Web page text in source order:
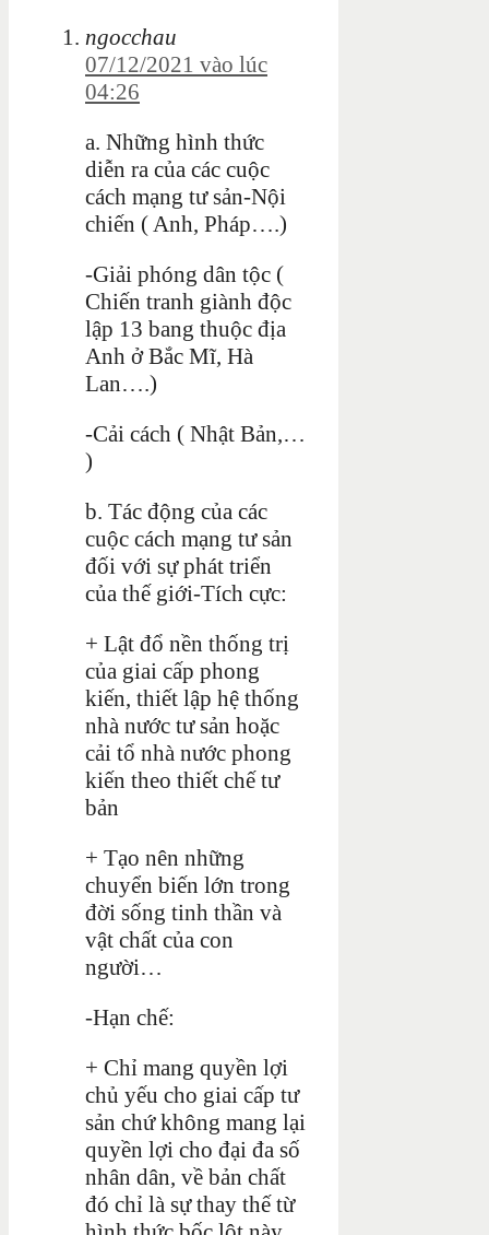
ngocchau
07/12/2021 vào lúc
04:26
a. Những hình thức
diễn ra của các cuộc
cách mạng tư sản-Nội
chiến ( Anh, Pháp….)
-Giải phóng dân tộc (
Chiến tranh giành độc
lập 13 bang thuộc địa
Anh ở Bắc Mĩ, Hà
Lan….)
-Cải cách ( Nhật Bản,…
)
b. Tác động của các
cuộc cách mạng tư sản
đối với sự phát triển
của thế giới-Tích cực:
+ Lật đổ nền thống trị
của giai cấp phong
kiến, thiết lập hệ thống
nhà nước tư sản hoặc
cải tổ nhà nước phong
kiến theo thiết chế tư
bản
+ Tạo nên những
chuyển biến lớn trong
đời sống tinh thần và
vật chất của con
người…
-Hạn chế:
+ Chỉ mang quyền lợi
chủ yếu cho giai cấp tư
sản chứ không mang lại
quyền lợi cho đại đa số
nhân dân, về bản chất
đó chỉ là sự thay thế từ